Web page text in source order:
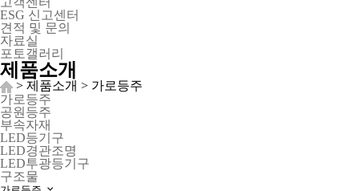
ESG 신고센터
견적 및 문의
자료실
포토갤러리
제품소개
> 제품소개 > 가로등주
가로등주
공원등주
부속자재
LED등기구
LED경관조명
LED투광등기구
구조물